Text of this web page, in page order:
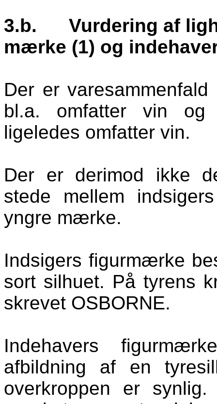
3.b.
Vurdering af
mærke (1) og
Der er
bl.a. omfatter vin
ligeledes omfatter vin.
Der er derimod ikke
stede mellem
yngre mærke.
Indsigers figurmærke
sort silhuet. På tyrens
skrevet OSBORNE.
Indehavers
afbildning af en
overkroppen er